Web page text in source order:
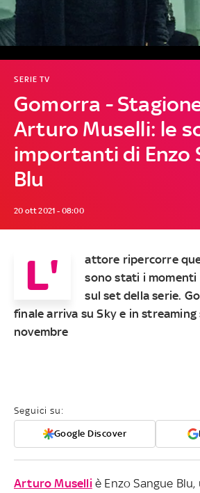
Gomorra -
Arturo Muselli: le
importanti di Enzo
Blu
SERIE TV
20 ott 2021 - 08:00
L'
attore ripercorre
sono stati i momenti
sul set della serie.
finale arriva su Sky e in streaming
novembre
Seguici su:
Google Discover
Arturo Muselli è Enzo Sangue